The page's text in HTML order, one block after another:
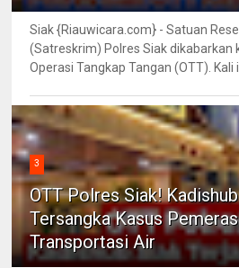
Siak {Riauwicara.com} - Satuan
(Satreskrim) Polres Siak dikabarkan
Operasi Tangkap Tangan (OTT). Kali
3
OTT Polres Siak!
Tersangka Kasus
Transportasi Air